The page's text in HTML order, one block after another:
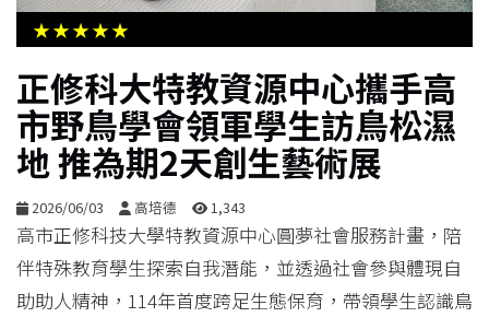
合
影
音
購
物
★★★★★
正修科大特教資源中心攜手高
市野鳥學會領軍學生訪鳥松濕
地 推為期2天創生藝術展
2026/06/03 高培德 1,343
高市正修科技大學特教資源中心圓夢社會服務計畫，陪
伴特殊教育學生探索自我潛能，並透過社會參與體現自
助助人精神，114年首度跨足生態保育，帶領學生認識鳥